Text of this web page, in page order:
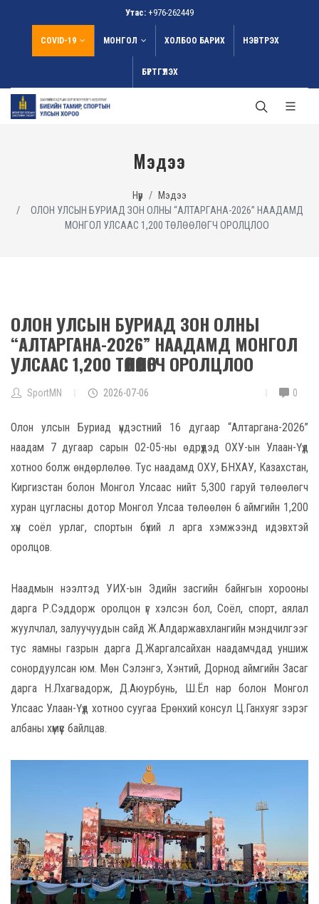
Утас: +976-262449
COVID-19 МОНГОЛ ХОЛБОО БАРИХ НЭВТРЭХ
БҮРТГҮҮЛЭХ
Мэдээ
Нүүр
Мэдээ
ОЛОН УЛСЫН БУРИАД ЗОН ОЛНЫ “АЛТАРГАНА-2026” НААДАМД
МОНГОЛ УЛСААС 1,200 ТӨЛӨӨЛӨГЧ ОРОЛЦЛОО
ОЛОН УЛСЫН БУРИАД ЗОН ОЛНЫ
“АЛТАРГАНА-2026” НААДАМД МОНГОЛ
УЛСААС 1,200 ТӨЛӨӨЛӨГЧ ОРОЛЦЛОО
SportMN 2026-07-06 0
Олон улсын Буриад үндэстний 16 дугаар “Алтаргана-2026”
наадам 7 дугаар сарын 02-05-ны өдрүүдэд ОХУ-ын Улаан-Үүд
хотноо болж өндөрлөлөө. Тус наадамд ОХУ, БНХАУ, Казахстан,
Киргизстан болон Монгол Улсаас нийт 5,300 гаруй төлөөлөгч
хуран цугласны дотор Монгол Улсаа төлөөлөн 6 аймгийн 1,200
хүн соёл урлаг, спортын бүхий л арга хэмжээнд идэвхтэй
оролцов.
Наадмын нээлтэд УИХ-ын Эдийн засгийн байнгын хорооны
дарга Р.Сэддорж оролцон үг хэлсэн бол, Соёл, спорт, аялал
жуулчлал, залуучуудын сайд Ж.Алдаржавхлангийн мэндчилгээг
тус яамны газрын дарга Д.Жаргалсайхан наадамчдад уншиж
сонордуулсан юм. Мөн Сэлэнгэ, Хэнтий, Дорнод аймгийн Засаг
дарга Н.Лхагвадорж, Д.Аюурбунь, Ш.Ёл нар болон Монгол
Улсаас Улаан-Үүд хотноо суугаа Ерөнхий консул Ц.Ганхуяг зэрэг
албаны хүмүүс байлцав.